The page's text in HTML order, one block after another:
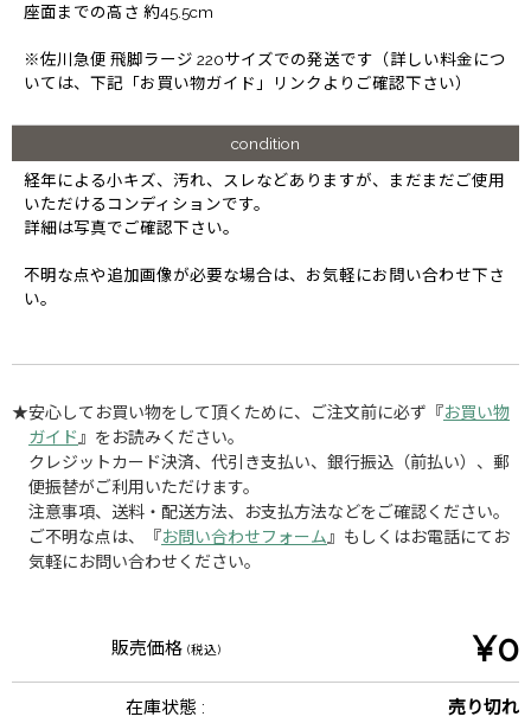
座面までの高さ 約45.5cm
※佐川急便 飛脚ラージ 220サイズでの発送です（詳しい料金につ
いては、下記「お買い物ガイド」リンクよりご確認下さい）
condition
経年による小キズ、汚れ、スレなどありますが、まだまだご使用
いただけるコンディションです。
詳細は写真でご確認下さい。
不明な点や追加画像が必要な場合は、お気軽にお問い合わせ下さ
い。
★安心してお買い物をして頂くために、ご注文前に必ず『お買い物
ガイド 』をお読みください。
クレジットカード決済、代引き支払い、銀行振込（前払い）、郵
便振替がご利用いただけます。
注意事項、送料・配送方法、お支払方法などをご確認ください。
ご不明な点は、『お問い合わせフォーム 』もしくはお電話にてお
気軽にお問い合わせください。
販売価格 (税込) ¥0
在庫状態 : 売り切れ